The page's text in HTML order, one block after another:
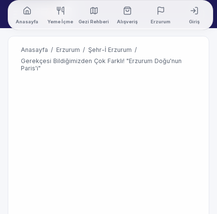
Anasayfa Yeme İçme Gezi Rehberi Alışveriş Erzurum Giriş
Anasayfa / Erzurum / Şehr-İ Erzurum /
Gerekçesi Bildiğimizden Çok Farklı! "Erzurum Doğu'nun
Paris'i"